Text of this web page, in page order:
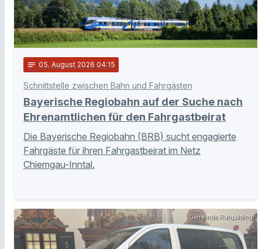
notes 05. August 2026 04:15
Schnittstelle zwischen Bahn und Fahrgästen
Bayerische Regiobahn auf der Suche nach
Ehrenamtlichen für den Fahrgastbeirat
Die Bayerische Regiobahn (BRB) sucht engagierte
Fahrgäste für ihren Fahrgastbeirat im Netz
Chiemgau-Inntal.
Gemeinde Ruhpolding